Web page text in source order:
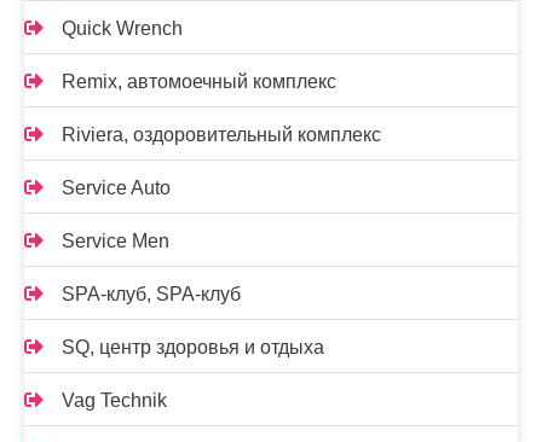
Quick Wrench
Remix, автомоечный комплекс
Riviera, оздоровительный комплекс
Service Auto
Service Men
SPA-клуб, SPA-клуб
SQ, центр здоровья и отдыха
Vag Technik